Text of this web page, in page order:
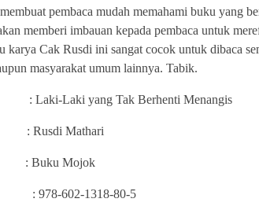
pembaca mudah memahami buku yang
memberi imbauan kepada pembaca untuk
karya Cak Rusdi ini sangat cocok untuk dibaca
masyarakat umum lainnya. Tabik.
: Laki-Laki yang Tak Berhenti Menangis
: Rusdi Mathari
: Buku Mojok
: 978-602-1318-80-5